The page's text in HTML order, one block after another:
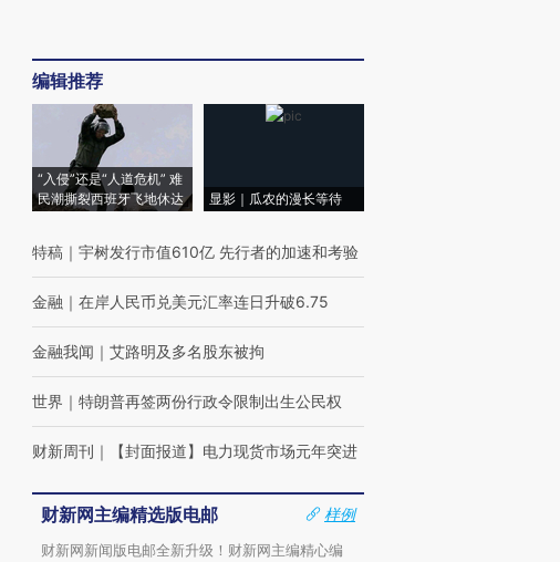
编辑推荐
“入侵”还是“人道危机” 难
民潮撕裂西班牙飞地休达
显影｜瓜农的漫长等待
特稿 ｜ 宇树发行市值610亿 先行者的加速和考验
金融 ｜ 在岸人民币兑美元汇率连日升破6.75
金融我闻 ｜ 艾路明及多名股东被拘
世界 ｜ 特朗普再签两份行政令限制出生公民权
财新周刊 ｜ 【封面报道】电力现货市场元年突进
财新网主编精选版电邮
样例
财新网新闻版电邮全新升级！财新网主编精心编